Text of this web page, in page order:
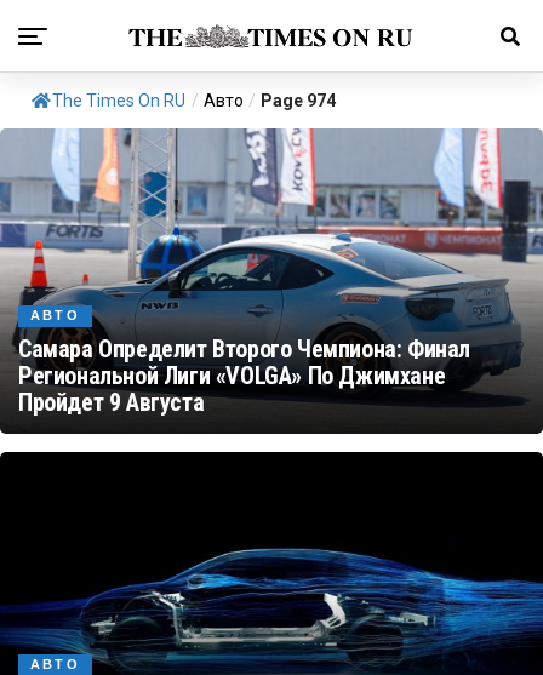
The Times On RU / Авто / Page 974
АВТО
Самара Определит Второго Чемпиона: Финал
Региональной Лиги «VOLGA» По Джимхане
Пройдет 9 Августа
АВТО